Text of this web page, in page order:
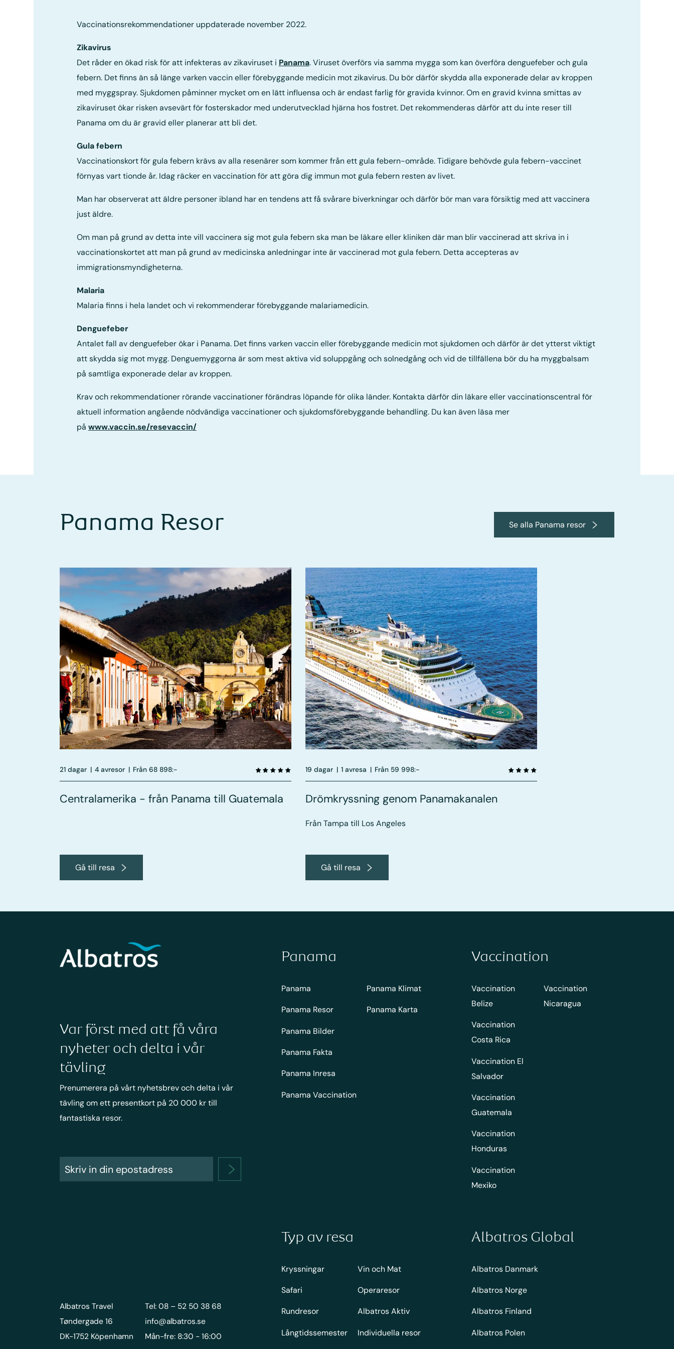
Vaccinationsrekommendationer uppdaterade november 2022.
Zikavirus
Det råder en ökad risk för att infekteras av zikaviruset i Panama. Viruset överförs via samma mygga som kan överföra denguefeber och gula
febern. Det finns än så länge varken vaccin eller förebyggande medicin mot zikavirus. Du bör därför skydda alla exponerade delar av kroppen
med myggspray. Sjukdomen påminner mycket om en lätt influensa och är endast farlig för gravida kvinnor. Om en gravid kvinna smittas av
zikaviruset ökar risken avsevärt för fosterskador med underutvecklad hjärna hos fostret. Det rekommenderas därför att du inte reser till
Panama om du är gravid eller planerar att bli det.
Gula febern
Vaccinationskort för gula febern krävs av alla resenärer som kommer från ett gula febern-område. Tidigare behövde gula febern-vaccinet
förnyas vart tionde år. Idag räcker en vaccination för att göra dig immun mot gula febern resten av livet.
Man har observerat att äldre personer ibland har en tendens att få svårare biverkningar och därför bör man vara försiktig med att vaccinera
just äldre.
Om man på grund av detta inte vill vaccinera sig mot gula febern ska man be läkare eller kliniken där man blir vaccinerad att skriva in i
vaccinationskortet att man på grund av medicinska anledningar inte är vaccinerad mot gula febern. Detta accepteras av
immigrationsmyndigheterna.
Malaria
Malaria finns i hela landet och vi rekommenderar förebyggande malariamedicin.
Denguefeber
Antalet fall av denguefeber ökar i Panama. Det finns varken vaccin eller förebyggande medicin mot sjukdomen och därför är det ytterst viktigt
att skydda sig mot mygg. Denguemyggorna är som mest aktiva vid soluppgång och solnedgång och vid de tillfällena bör du ha myggbalsam
på samtliga exponerade delar av kroppen.
Krav och rekommendationer rörande vaccinationer förändras löpande för olika länder. Kontakta därför din läkare eller vaccinationscentral för
aktuell information angående nödvändiga vaccinationer och sjukdomsförebyggande behandling. Du kan även läsa mer
på www.vaccin.se/resevaccin/
Panama Resor Se alla Panama resor
21 dagar | 4 avresor | Från 68 898:-
Centralamerika - från Panama till Guatemala
Gå till resa
19 dagar | 1 avresa | Från 59 998:-
Drömkryssning genom Panamakanalen
Från Tampa till Los Angeles
Gå till resa
Var först med att få våra
nyheter och delta i vår
tävling
Prenumerera på vårt nyhetsbrev och delta i vår
tävling om ett presentkort på 20 000 kr till
fantastiska resor.
Panama
Panama
Panama Resor
Panama Bilder
Panama Fakta
Panama Inresa
Panama Vaccination
Panama Klimat
Panama Karta
Vaccination
Vaccination
Belize
Vaccination
Costa Rica
Vaccination El
Salvador
Vaccination
Guatemala
Vaccination
Honduras
Vaccination
Mexiko
Vaccination
Nicaragua
Albatros Travel
Tøndergade 16
DK-1752 Köpenhamn
Tel: 08 – 52 50 38 68
info@albatros.se
Mån-fre: 8:30 - 16:00
Typ av resa
Kryssningar
Safari
Rundresor
Långtidssemester
Vin och Mat
Operaresor
Albatros Aktiv
Individuella resor
Albatros Global
Albatros Danmark
Albatros Norge
Albatros Finland
Albatros Polen